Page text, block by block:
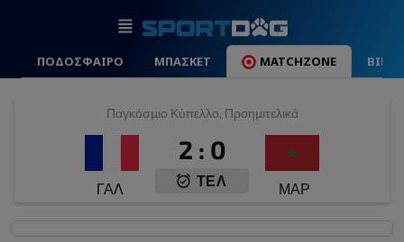
ΠΟΔΟΣΦΑΙΡΟ ΜΠΑΣΚΕΤ MATCHZONE
Παγκόσμιο Κύπελλο, Προημιτελικά
ΓΑΛ
2 : 0
ΤΕΛ ΜΑΡ